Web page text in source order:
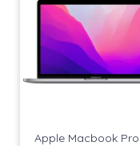
Apple Macbook